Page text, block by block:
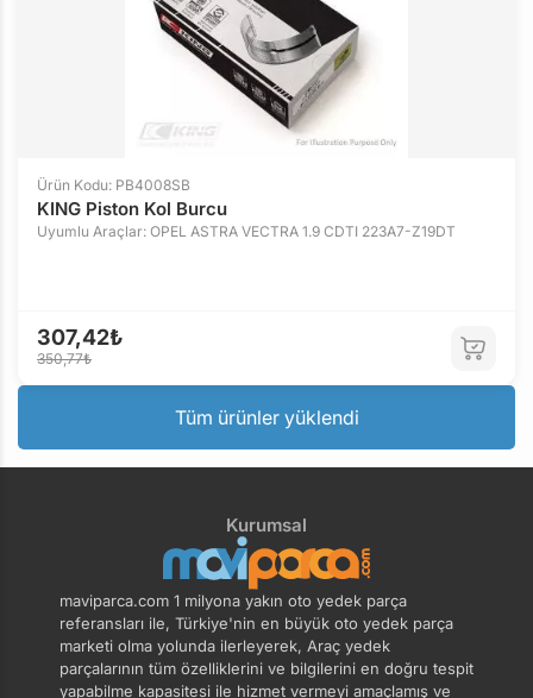
Ürün Kodu: PB4008SB
KING Piston Kol Burcu
Uyumlu Araçlar: OPEL ASTRA VECTRA 1.9 CDTI 223A7-Z19DT
307,42₺
350,77₺
Tüm ürünler yüklendi
Kurumsal
maviparca.com 1 milyona yakın oto yedek parça
referansları ile, Türkiye'nin en büyük oto yedek parça
marketi olma yolunda ilerleyerek, Araç yedek
parçalarının tüm özelliklerini ve bilgilerini en doğru tespit
yapabilme kapasitesi ile hizmet vermeyi amaçlamış ve